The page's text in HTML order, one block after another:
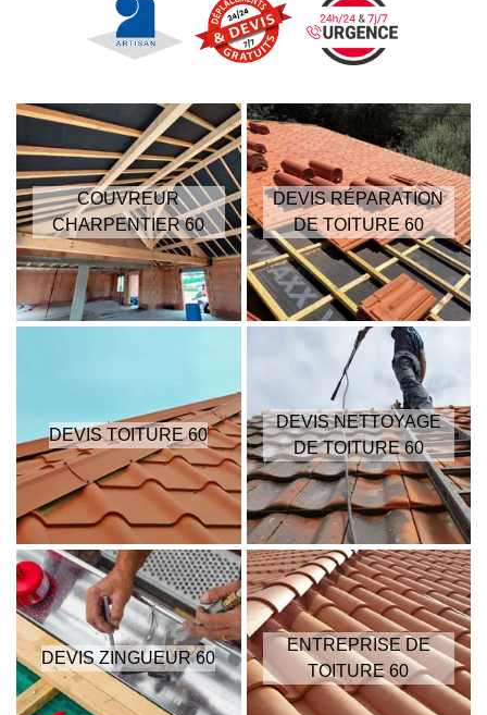
COUVREUR
CHARPENTIER 60
DEVIS RÉPARATION
DE TOITURE 60
DEVIS TOITURE 60
DEVIS NETTOYAGE
DE TOITURE 60
DEVIS ZINGUEUR 60
ENTREPRISE DE
TOITURE 60